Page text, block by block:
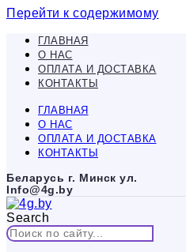
Перейти к содержимому
ГЛАВНАЯ
О НАС
ОПЛАТА И ДОСТАВКА
КОНТАКТЫ
ГЛАВНАЯ
О НАС
ОПЛАТА И ДОСТАВКА
КОНТАКТЫ
Беларусь г. Минск ул.
Info@4g.by
Search